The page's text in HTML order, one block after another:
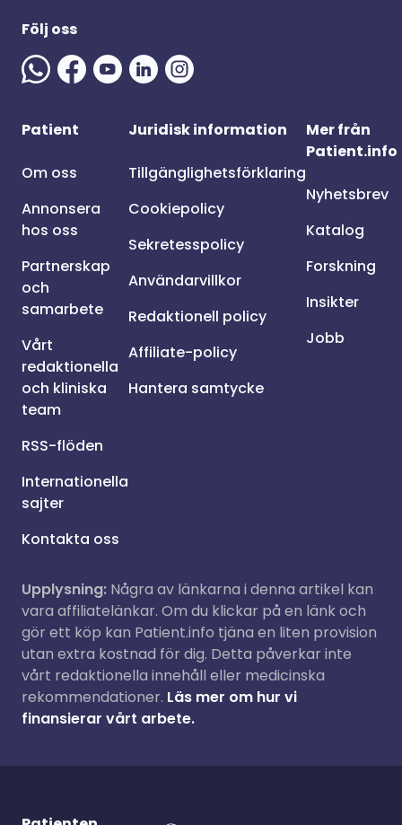
Följ oss
Patient
Om oss
Annonsera
hos oss
Partnerskap
och
samarbete
Vårt
redaktionella
och kliniska
team
RSS-flöden
Internationella
sajter
Kontakta oss
Juridisk information
Tillgänglighetsförklaring
Cookiepolicy
Sekretesspolicy
Användarvillkor
Redaktionell policy
Affiliate-policy
Hantera samtycke
Mer från
Patient.info
Nyhetsbrev
Katalog
Forskning
Insikter
Jobb
Upplysning: Några av länkarna i denna artikel kan
vara affiliatelänkar. Om du klickar på en länk och
gör ett köp kan Patient.info tjäna en liten provision
utan extra kostnad för dig. Detta påverkar inte
vårt redaktionella innehåll eller medicinska
rekommendationer. Läs mer om hur vi
finansierar vårt arbete.